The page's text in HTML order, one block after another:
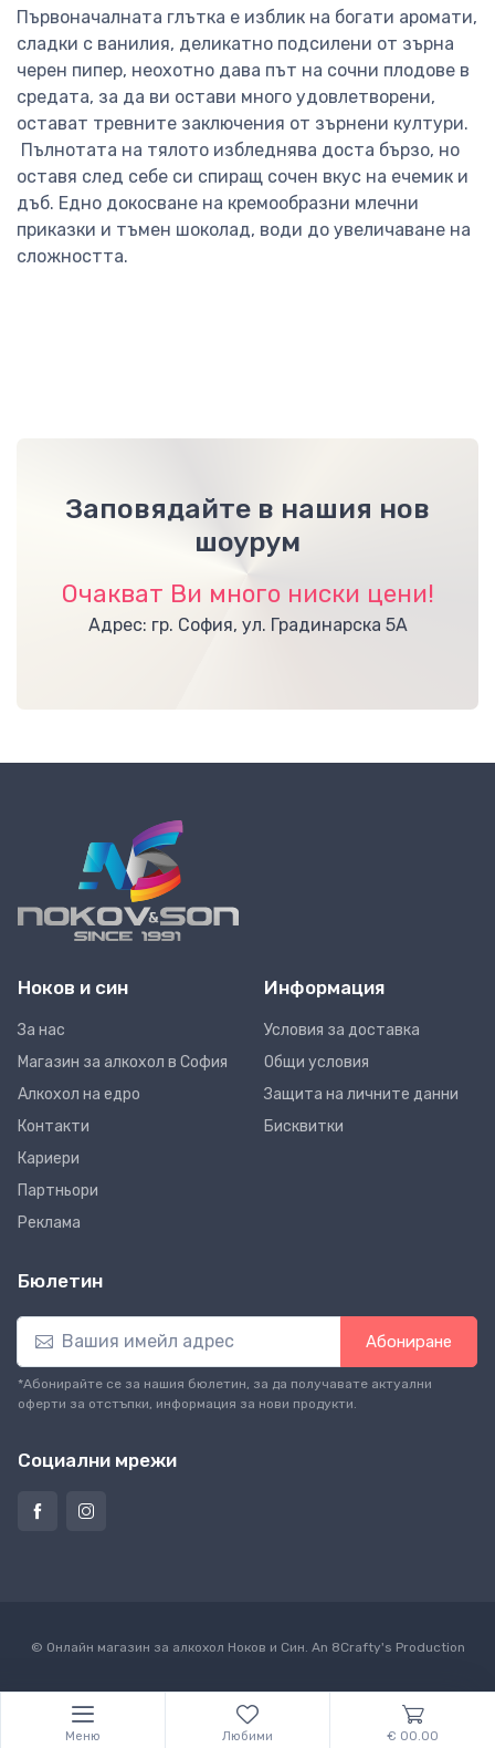
Първоначалната глътка е изблик на богати аромати,
сладки с ванилия, деликатно подсилени от зърна
черен пипер, неохотно дава път на сочни плодове в
средата, за да ви остави много удовлетворени,
остават тревните заключения от зърнени култури.
Пълнотата на тялото избледнява доста бързо, но
оставя след себе си спиращ сочен вкус на ечемик и
дъб. Едно докосване на кремообразни млечни
приказки и тъмен шоколад, води до увеличаване на
сложността.
Заповядайте в нашия нов
шоурум
Очакват Ви много ниски цени!
Адрес: гр. София, ул. Градинарска 5А
Ноков и син
За нас
Магазин за алкохол в София
Алкохол на едро
Контакти
Кариери
Партньори
Реклама
Информация
Условия за доставка
Общи условия
Защита на личните данни
Бисквитки
Бюлетин
Абониране
*Абонирайте се за нашия бюлетин, за да получавате актуални
оферти за отстъпки, информация за нови продукти.
Социални мрежи
© Онлайн магазин за алкохол Ноков и Син. An 8Crafty's Production
Меню Любими € 00.00